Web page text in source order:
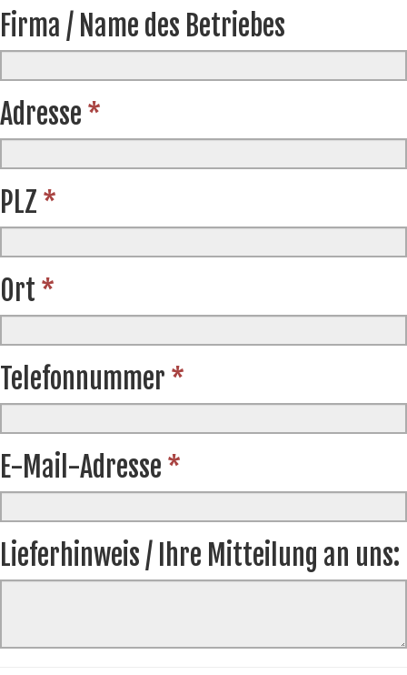
Firma / Name des Betriebes
Adresse *
PLZ *
Ort *
Telefonnummer *
E-Mail-Adresse *
Lieferhinweis / Ihre Mitteilung an uns: